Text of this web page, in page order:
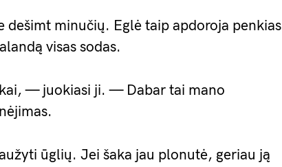
dešimt minučių. Eglė taip apdoroja penkias
visas sodas.
— juokiasi ji. — Dabar tai mano
ūglių. Jei šaka jau plonutė, geriau ją